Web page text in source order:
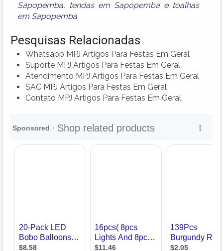
Sapopemba, tendas em Sapopemba e toalhas
em Sapopemba
Pesquisas Relacionadas
Whatsapp MPJ Artigos Para Festas Em Geral
Suporte MPJ Artigos Para Festas Em Geral
Atendimento MPJ Artigos Para Festas Em Geral
SAC MPJ Artigos Para Festas Em Geral
Contato MPJ Artigos Para Festas Em Geral